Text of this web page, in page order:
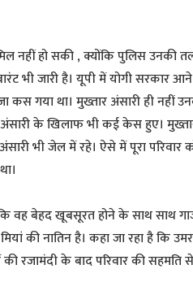
नहीं हो सकी , क्योंकि पुलिस उनकी
भी जारी है। यूपी में योगी सरकार
गया था। मुख्तार अंसारी ही नहीं
अंसारी के खिलाफ भी कई केस हुए।
भी जेल में रहे। ऐसे में पूरा परिवार
वह बेहद खूबसूरत होने के साथ साथ
की नातिन है। कहा जा रहा है कि
रजामंदी के बाद परिवार की सहमति